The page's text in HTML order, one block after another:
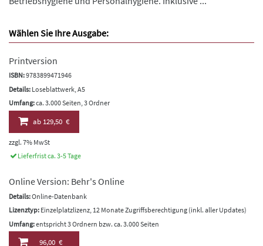
Wählen Sie Ihre Ausgabe:
Printversion
ISBN:9783899471946
Details: Loseblattwerk, A5
Umfang:ca. 3.000 Seiten, 3 Ordner
ab129,50 €
zzgl. 7% MwSt
Lieferfrist ca. 3-5 Tage
Online Version: Behr's Online
Details:Online-Datenbank
Lizenztyp: Einzelplatzlizenz, 12 Monate Zugriffsberechtigung (inkl. aller Updates)
Umfang:entspricht 3 Ordnern bzw. ca. 3.000 Seiten
96,00 €